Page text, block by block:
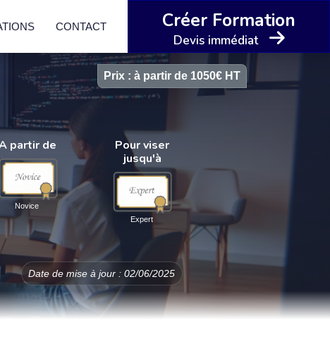
CONTACT Créer Formation
Devis immédiat
Prix : à partir de 1050€ HT
partir de
Novice
Pour viser
jusqu'à
Expert
Date de mise à jour : 02/06/2025